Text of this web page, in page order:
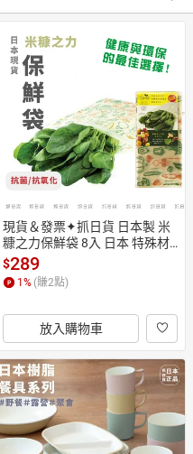
化妝保養 情趣用品
現貨＆發票✦抓日貨 日本製 米
糠之力保鮮袋 8入 日本 特殊材
質 抗菌 抗氧化 夾鏈袋 蔬菜 保
鮮 環保 健康 重複使用
$289
1 % (賺2點)
放入購物車